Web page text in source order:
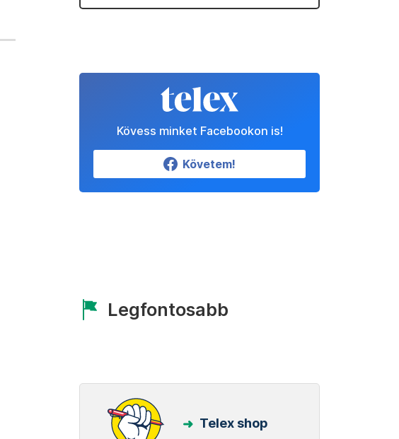
Kövess minket Facebookon is!
Követem!
Legfontosabb
Telex shop